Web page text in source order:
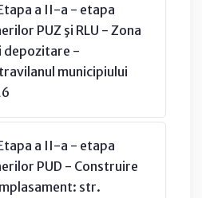
a II-a - etapa
PUZ şi RLU - Zona
depozitare -
municipiului
a II-a - etapa
PUD - Construire
str.